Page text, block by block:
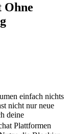
Ohne
einfach nichts
nicht nur neue
deine
Plattformen